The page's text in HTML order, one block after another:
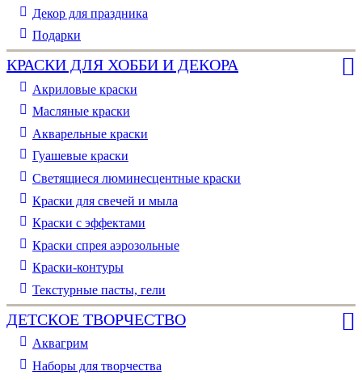
Декор для праздника
Подарки
КРАСКИ ДЛЯ ХОББИ И ДЕКОРА
Акриловые краски
Масляные краски
Акварельные краски
Гуашевые краски
Светящиеся люминесцентные краски
Краски для свечей и мыла
Краски с эффектами
Краски спрея аэрозольные
Краски-контуры
Текстурные пасты, гели
ДЕТСКОЕ ТВОРЧЕСТВО
Аквагрим
Наборы для творчества